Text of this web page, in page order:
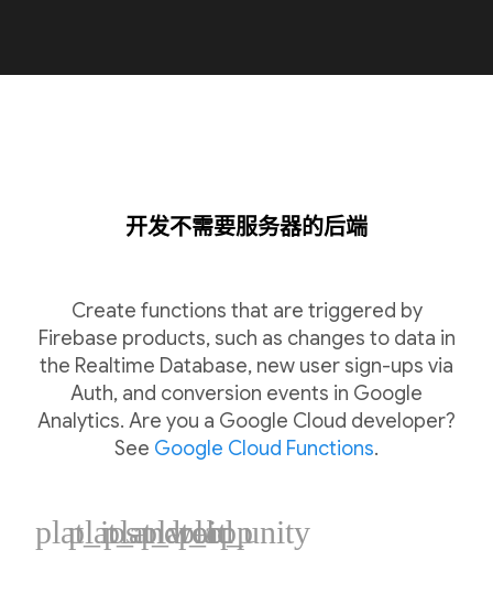
开发不需要服务器的后端
Create functions that are triggered by
Firebase products, such as changes to data in
the Realtime Database, new user sign-ups via
Auth, and conversion events in Google
Analytics. Are you a Google Cloud developer?
See Google Cloud Functions.
plat_ios
plat_android
plat_web
plat_cpp
plat_unity